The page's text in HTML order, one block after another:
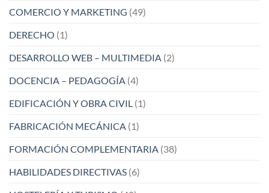
COMERCIO Y MARKETING (49)
DERECHO (1)
DESARROLLO WEB – MULTIMEDIA (2)
DOCENCIA – PEDAGOGÍA (4)
EDIFICACIÓN Y OBRA CIVIL (1)
FABRICACIÓN MECÁNICA (1)
FORMACIÓN COMPLEMENTARIA (38)
HABILIDADES DIRECTIVAS (6)